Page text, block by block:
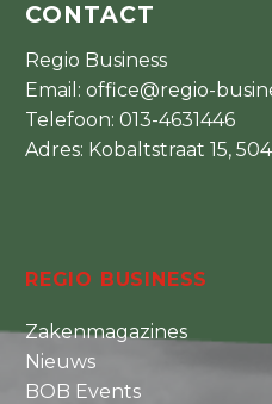
CONTACT
Regio Business
Email: office@regio-
Telefoon: 013-4631446
Adres: Kobaltstraat 15,
REGIO BUSINESS
Zakenmagazines
Nieuws
BOB Events